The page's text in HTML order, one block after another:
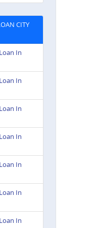
CITY
In
In
In
In
In
In
In